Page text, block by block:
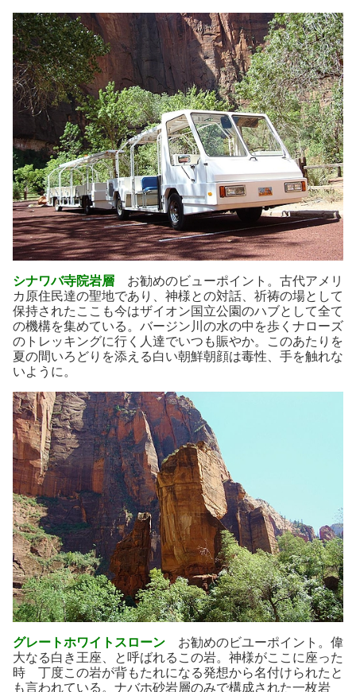
シナワバ寺院岩層 お勧めのビューポイント。古代アメリ
カ原住民達の聖地であり、神様との対話、祈祷の場として
保持されたここも今はザイオン国立公園のハブとして全て
の機構を集めている。バージン川の水の中を歩くナローズ
のトレッキングに行く人達でいつも賑やか。このあたりを
夏の間いろどりを添える白い朝鮮朝顔は毒性、手を触れな
いように。
グレートホワイトスローン お勧めのビユーポイント。偉
大なる白き王座、と呼ばれるこの岩。神様がここに座った
時 丁度この岩が背もたれになる発想から名付けられたと
も言われている。ナバホ砂岩層のみで構成された一枚岩